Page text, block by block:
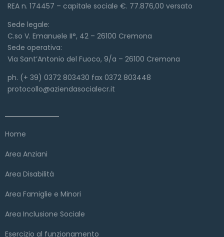
REA n. 174457 – capitale sociale €. 77.876,00 versato
Sede legale:
C.so V. Emanuele II°, 42 – 26100 Cremona
Sede operativa:
Via Sant’Antonio del Fuoco, 9/a – 26100 Cremona
ph. (+ 39) 0372 803430 fax 0372 803448
protocollo@aziendasocialecr.it
Home
Area Anziani
Area Disabilità
Area Famiglie e Minori
Area Inclusione Sociale
Esercizio al funzionamento